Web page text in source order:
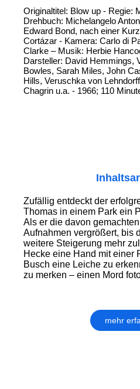
Originaltitel: Blow up - Regie:
Drehbuch: Michelangelo
Edward Bond, nach einer
Cortázar - Kamera: Carlo di
Clarke – Musik: Herbie
Darsteller: David Hemmings,
Bowles, Sarah Miles, John
Hills, Veruschka von
Chagrin u.a. - 1966; 110
Zufällig entdeckt der
Thomas in einem Park ein
Als er die davon
Aufnahmen vergrößert, bis
weitere Steigerung mehr
Hecke eine Hand mit einer
Busch eine Leiche zu
zu merken – einen Mord
mehr